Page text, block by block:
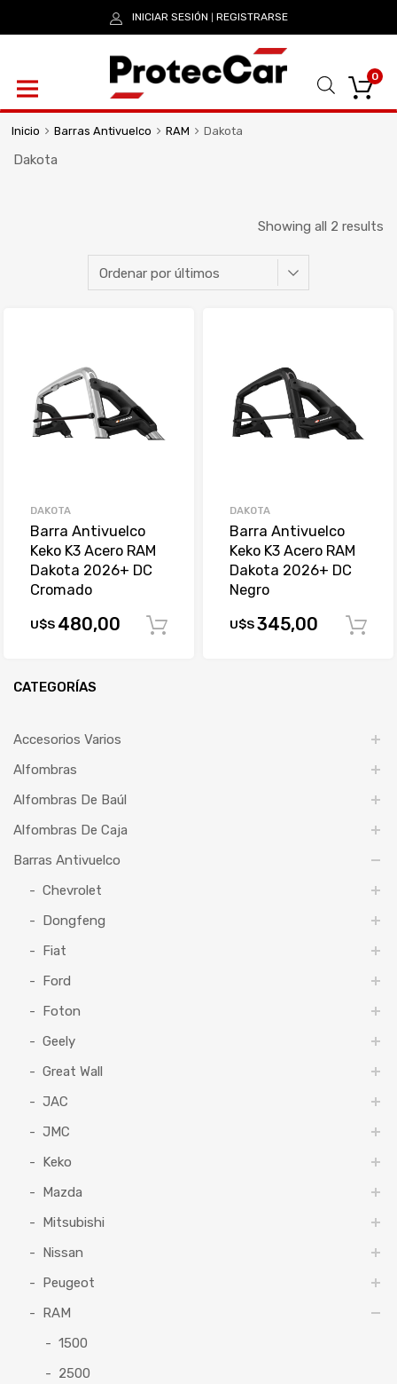
INICIAR SESIÓN REGISTRARSE
0
Inicio Barras Antivuelco RAM Dakota
Dakota
Showing all 2 results
DAKOTA
Barra Antivuelco
Keko K3 Acero RAM
Dakota 2026+ DC
Cromado
U$S 480,00 Comprar
DAKOTA
Barra Antivuelco
Keko K3 Acero RAM
Dakota 2026+ DC
Negro
U$S345,00
CATEGORÍAS
Accesorios Varios
Alfombras
Alfombras De Baúl
Alfombras De Caja
Barras Antivuelco
Chevrolet
Dongfeng
Fiat
Ford
Foton
Geely
Great Wall
JAC
JMC
Keko
Mazda
Mitsubishi
Nissan
Peugeot
RAM
1500
2500